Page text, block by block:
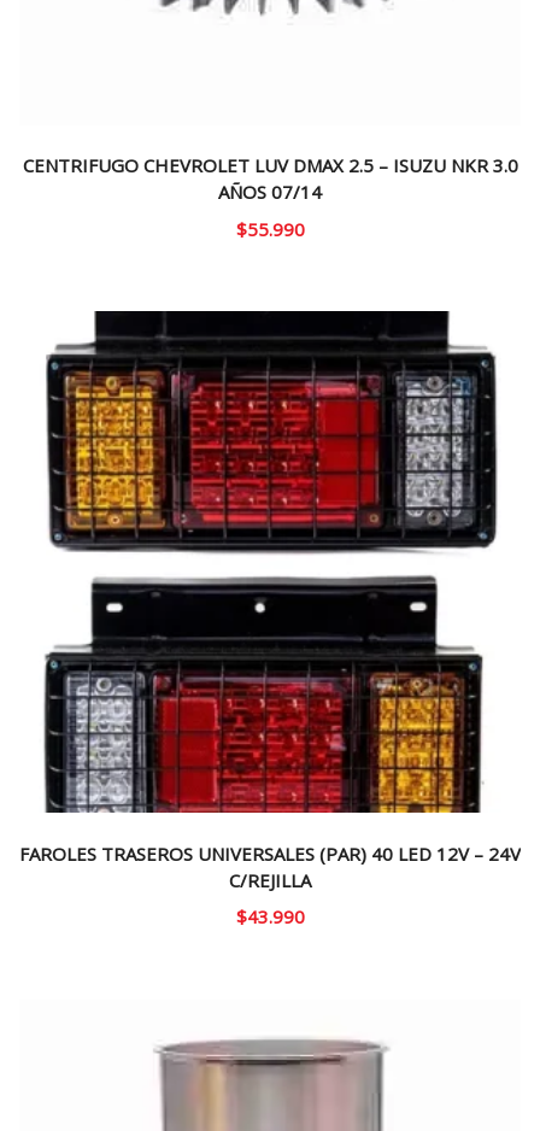
CENTRIFUGO CHEVROLET LUV DMAX 2.5 – ISUZU NKR 3.0
AÑOS 07/14
$55.990
FAROLES TRASEROS UNIVERSALES (PAR) 40 LED 12V – 24V
C/REJILLA
$43.990